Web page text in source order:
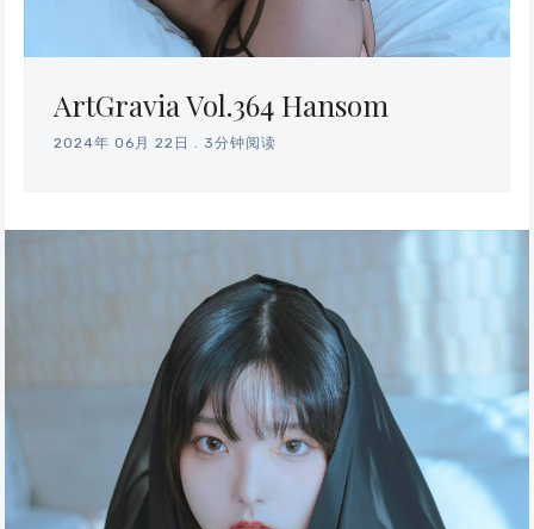
ArtGravia Vol.364 Hansom
2024年 06月 22日 3分钟阅读